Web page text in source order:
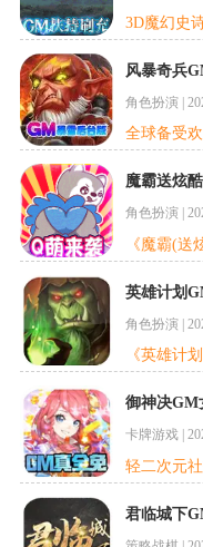
风暴奇兵
角色扮演 |
魔霸送炫
角色扮演
英雄计划
角色扮演 |
御神决GM
卡牌游戏
君临城下